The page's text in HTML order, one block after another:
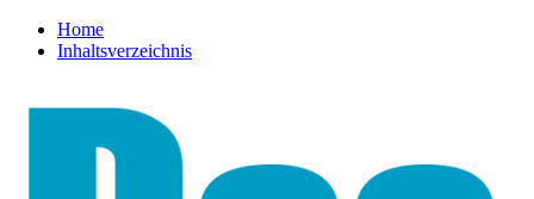
Home
Inhaltsverzeichnis